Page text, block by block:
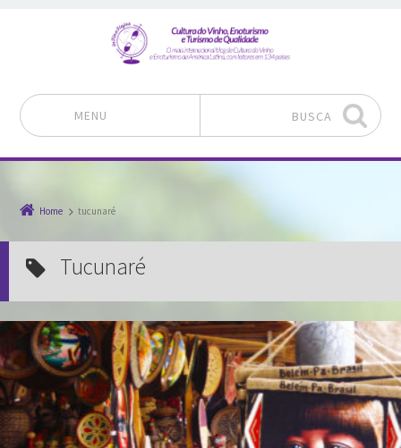
MENU BUSCA
Home tucunaré
tucunaré